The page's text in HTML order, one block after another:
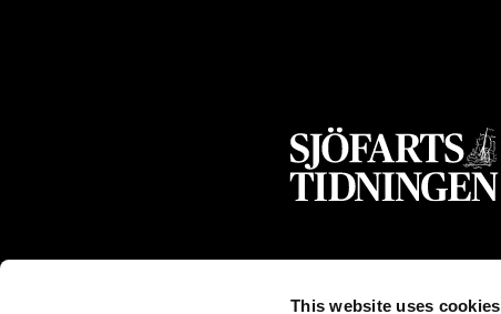
This website uses cookies